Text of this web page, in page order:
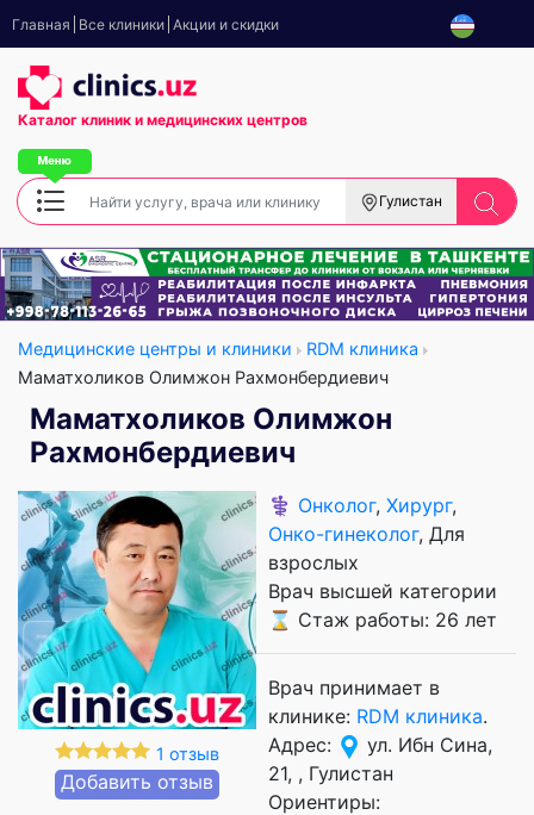
Главная Все клиники Акции и скидки
Каталог клиник и медицинских центров
Гулистан
Медицинские центры и клиники
RDM клиника
Маматхоликов Олимжон Рахмонбердиевич
Маматхоликов Олимжон
Рахмонбердиевич
1 отзыв
Добавить отзыв
⚕️ Онколог, Хирург,
Онко-гинеколог, Для
взрослых
Врач высшей категории
⌛ Стаж работы: 26 лет
Врач принимает в
клинике: RDM клиника.
Адрес:
ул. Ибн Сина,
21, , Гулистан
Ориентиры: